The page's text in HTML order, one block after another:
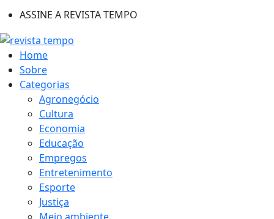
ASSINE A REVISTA TEMPO
Home
Sobre
Categorias
Agronegócio
Cultura
Economia
Educação
Empregos
Entretenimento
Esporte
Justiça